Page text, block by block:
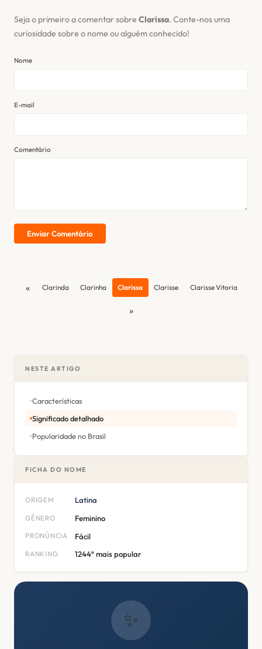
Seja o primeiro a comentar sobre Clarissa. Conte-nos uma
curiosidade sobre o nome ou alguém conhecido!
Nome
E-mail
Comentário
Enviar Comentário
« Clarinda Clarinha Clarissa Clarisse Clarisse Vitoria
»
NESTE ARTIGO
Características
Significado detalhado
Popularidade no Brasil
FICHA DO NOME
ORIGEM Latina
GÊNERO Feminino
PRONÚNCIA Fácil
RANKING 1244º mais popular
✨